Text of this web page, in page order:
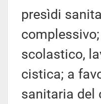
presìdi
scolastico,
cistica; a
sanitaria del